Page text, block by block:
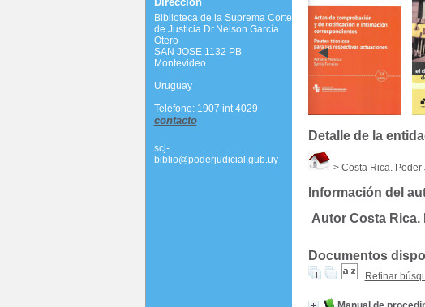
Detalle de la
> Costa Rica. Poder
Información del
Autor Costa Rica.
Documentos
Refinar
Biblioteca de la Suprema Corte
de Justicia Dr.Nelson García
Otero
SAN JOSE 1132 PB
Montevideo
Uruguay
Teléfono: 1907 int 4029
contacto
scj-
biblio@poderjudicial.gub.uy